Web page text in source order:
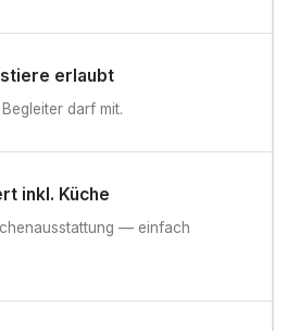
erlaubt
darf mit.
inkl. Küche
— einfach